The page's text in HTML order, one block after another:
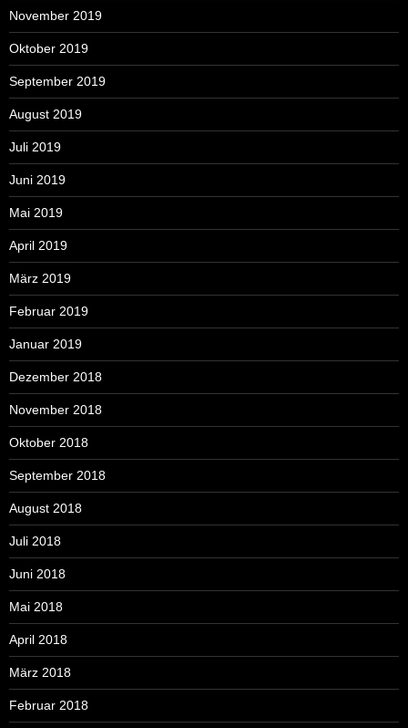
November 2019
Oktober 2019
September 2019
August 2019
Juli 2019
Juni 2019
Mai 2019
April 2019
März 2019
Februar 2019
Januar 2019
Dezember 2018
November 2018
Oktober 2018
September 2018
August 2018
Juli 2018
Juni 2018
Mai 2018
April 2018
März 2018
Februar 2018